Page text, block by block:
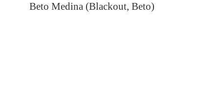
Beto Medina (Blackout, Beto)